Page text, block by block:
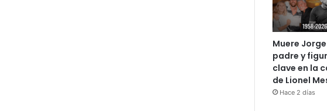
Muere
padre y
clave en la
de Lionel
Hace 2 días